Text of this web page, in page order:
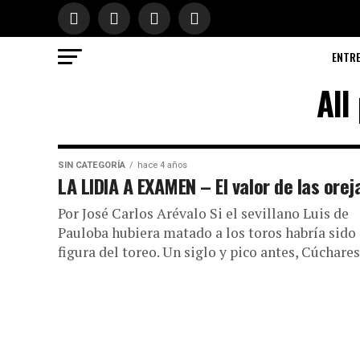
All
SIN CATEGORÍA hace 4 años
LA LIDIA A EXAMEN – El valor de las
Por José Carlos Arévalo Si el sevillano Luis de
Pauloba hubiera matado a los toros habría sido
figura del toreo. Un siglo y pico antes,